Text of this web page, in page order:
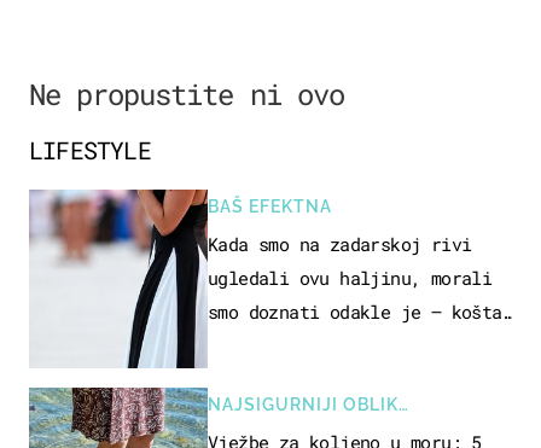
Ne propustite ni ovo
LIFESTYLE
BAŠ EFEKTNA
Kada smo na zadarskoj rivi
ugledali ovu haljinu, morali
smo doznati odakle je – košta
NAJSIGURNIJI OBLIK
REKREACIJE
Vježbe za koljeno u moru: 5